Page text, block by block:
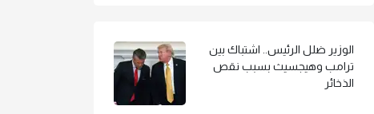
الوزير ضلل الرئيس.. اشتباك بين
ترامب وهيجسيث بسبب نقص
الذخائر